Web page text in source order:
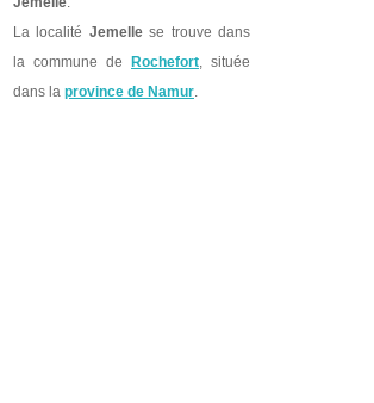
La localité Jemellese trouve dans
la commune de
Rochefort, située
dans la province de Namur.